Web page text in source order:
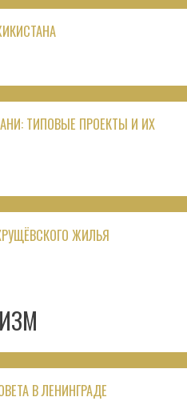
ТИПОВЫЕ ПРОЕКТЫ И ИХ
ЖИЛЬЯ
В ЛЕНИНГРАДЕ